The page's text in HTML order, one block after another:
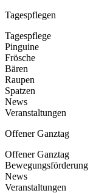
Tagespflegen
Tagespflege
Pinguine
Frösche
Bären
Raupen
Spatzen
News
Veranstaltungen
Offener Ganztag
Offener Ganztag
Bewegungsförderung
News
Veranstaltungen